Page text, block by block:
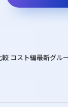
最新グル
コスト編